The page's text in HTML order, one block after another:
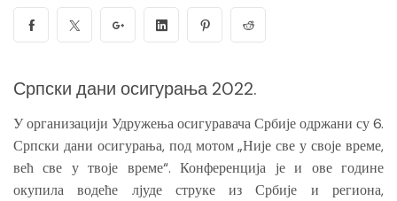
Српски дани осигурања 2022.
У организацији Удружења осигуравача Србије одржани су 6.
Српски дани осигурања, под мотом „Није све у своје време,
већ све у твоје време“. Конференција је и ове године
окупила водеће лјуде струке из Србије и региона,